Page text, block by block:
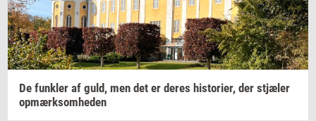
De funk­ler af guld, men det er deres hi­sto­ri­er, der stjæ­ler
op­mærk­som­he­den